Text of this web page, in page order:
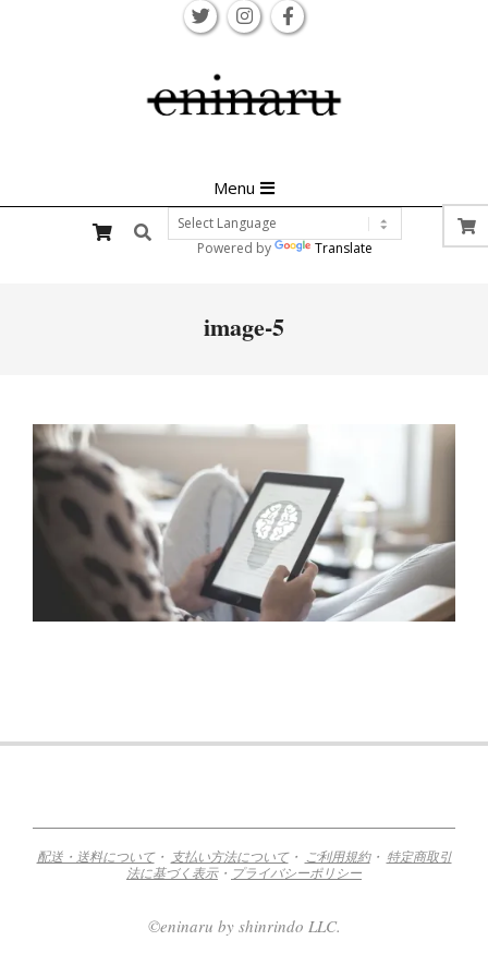
Navigation
Menu
Search
Powered by
Translate
image-5
08-
配送・送料について・ 支払い方法について・ ご利用規約・ 特定商取引
法に基づく表示・ プライバシーポリシー
©eninaru by shinrindo LLC.